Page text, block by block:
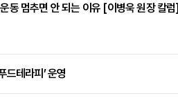
동 멈추면 안 되는 이유 [이병욱 원장 칼럼]
드테라피’ 운영